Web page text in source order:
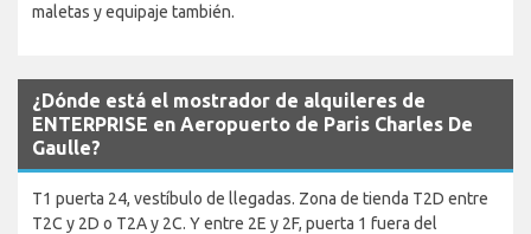
maletas y equipaje también.
¿Dónde está el mostrador de alquileres de
ENTERPRISE en Aeropuerto de Paris Charles De
Gaulle?
T1 puerta 24, vestíbulo de llegadas. Zona de tienda T2D entre
T2C y 2D o T2A y 2C. Y entre 2E y 2F, puerta 1 fuera del